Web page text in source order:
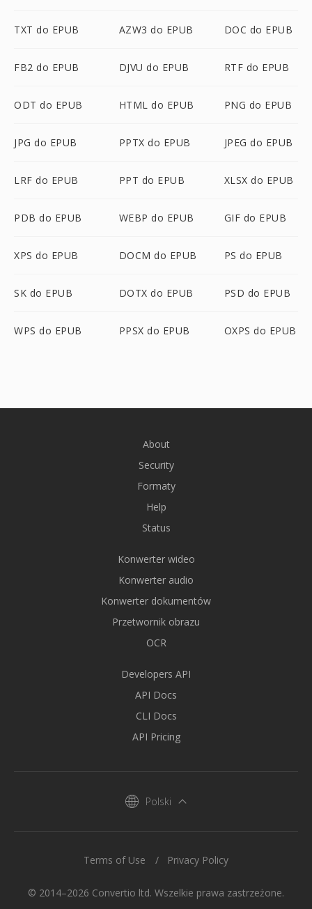
TXT do EPUB AZW3 do EPUB DOC do EPUB
FB2 do EPUB DJVU do EPUB RTF do EPUB
ODT do EPUB HTML do EPUB PNG do EPUB
JPG do EPUB PPTX do EPUB JPEG do EPUB
LRF do EPUB PPT do EPUB XLSX do EPUB
PDB do EPUB WEBP do EPUB GIF do EPUB
XPS do EPUB DOCM do EPUB PS do EPUB
SK do EPUB DOTX do EPUB PSD do EPUB
WPS do EPUB PPSX do EPUB OXPS do EPUB
About
Security
Formaty
Help
Status
Konwerter wideo
Konwerter audio
Konwerter dokumentów
Przetwornik obrazu
OCR
Developers API
API Docs
CLI Docs
API Pricing
Polski
© 2014–2026 Convertio ltd. Wszelkie prawa zastrzeżone.
Terms of Use Privacy Policy